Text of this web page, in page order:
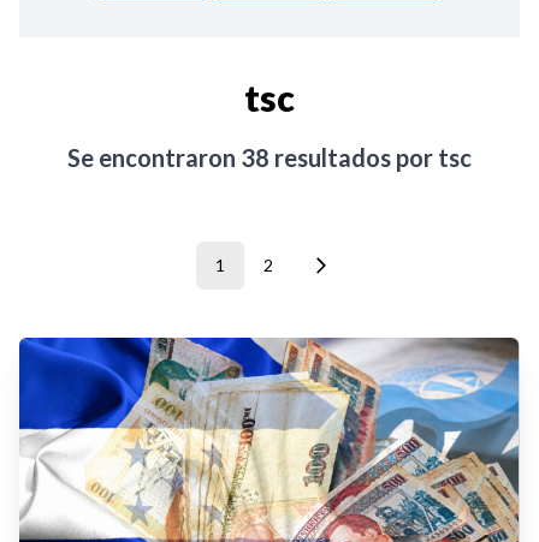
tsc
Se encontraron 38 resultados por tsc
1 2